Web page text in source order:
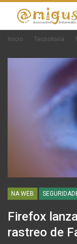
Inicio Tecnoloxía
NA WEB
Firefox
rastreo de